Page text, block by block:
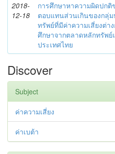
2018-
12-18
การศึกษาหาความผิดปกติ
ตอบแทนส่วนเกินของกลุ่
ทรัพย์ที่มีค่าความเสี่ยงต่า
ศึกษาจากตลาดหลักทรัพย์
ประเทศไทย
Discover
Subject
ค่าความเสี่ยง
ค่าเบต้า